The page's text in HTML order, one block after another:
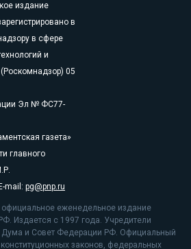
издание
в
в сфере
и
05
Эл № ФС77-
газета»
главного
mail: pg@pnp.ru
официальное еженедельное издание
Издается с 1997 года. Учредители
Дума и Совет Федерации РФ. Официальный
законов, федеральных